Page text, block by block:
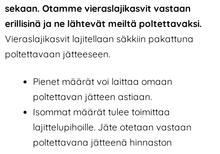
sekaan. Otamme vieraslajikasvit vastaan
erillisinä ja ne lähtevät meiltä poltettavaksi.
Vieraslajikasvit lajitellaan säkkiin pakattuna
poltettavaan jätteeseen.
Pienet määrät voi laittaa omaan
poltettavan jätteen astiaan.
Isommat määrät tulee toimittaa
lajittelupihoille. Jäte otetaan vastaan
poltettavana jätteenä hinnaston